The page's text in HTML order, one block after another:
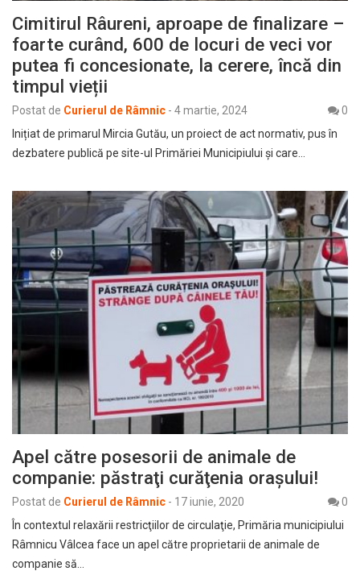
Cimitirul Râureni, aproape de finalizare –
foarte curând, 600 de locuri de veci vor
putea fi concesionate, la cerere, încă din
timpul vieții
Postat de Curierul de Râmnic - 4 martie, 2024
0
Inițiat de primarul Mircia Gutău, un proiect de act normativ, pus în
dezbatere publică pe site-ul Primăriei Municipiului și care…
Apel către posesorii de animale de
companie: păstraţi curăţenia oraşului!
Postat de Curierul de Râmnic - 17 iunie, 2020
0
În contextul relaxării restricţiilor de circulaţie, Primăria municipiului
Râmnicu Vâlcea face un apel către proprietarii de animale de
companie să…